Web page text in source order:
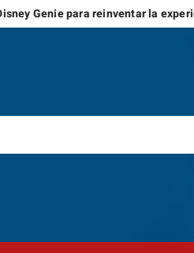
reinventar la experiencia del